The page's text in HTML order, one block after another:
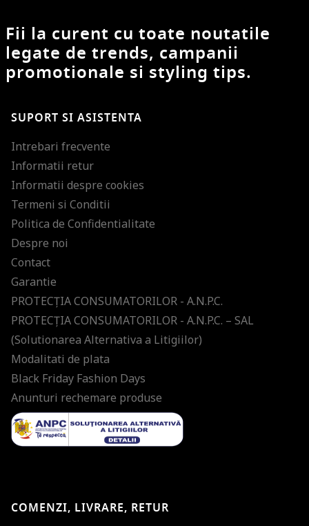
Fii la curent cu toate noutatile
legate de trends, campanii
promotionale si styling tips.
SUPORT SI ASISTENTA
Intrebari frecvente
Informatii retur
Informatii despre cookies
Termeni si Conditii
Politica de Confidentialitate
Despre noi
Contact
Garantie
PROTECŢIA CONSUMATORILOR - A.N.P.C.
PROTECŢIA CONSUMATORILOR - A.N.P.C. – SAL
(Solutionarea Alternativa a Litigiilor)
Modalitati de plata
Black Friday Fashion Days
Anunturi rechemare produse
COMENZI, LIVRARE, RETUR